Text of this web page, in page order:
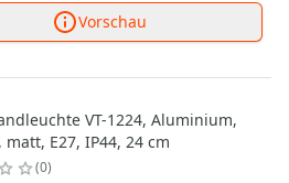
Vorschau
VT-1224, Aluminium,
matt, E27, IP44, 24 cm
0